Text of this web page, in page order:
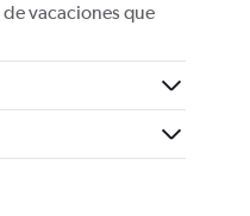
vacaciones que